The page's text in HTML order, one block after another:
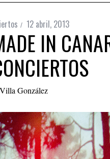
12 abril, 2013
IN
González